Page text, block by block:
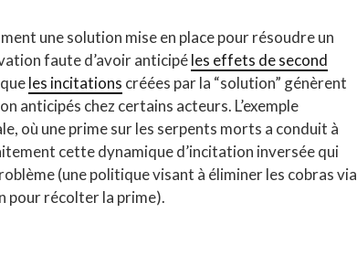
une solution mise en place pour résoudre un
faute d’avoir anticipéles effets de second
les incitations créées par la “solution” génèrent
anticipés chez certains acteurs. L’exemple
où une prime sur les serpents morts a conduit à
cette dynamique d’incitation inversée qui
(une politique visant à éliminer les cobras via
pour récolter la prime).